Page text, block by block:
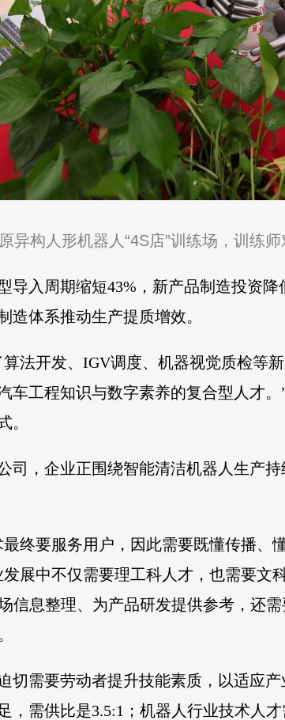
异构人形机器人“4S店”训练场，训练
导入周期缩短43%，新产品制造投资
造体系推动生产提质增效。
法开发、IGV调度、机器视觉质检等
车工程知识与数字素养的复合型人才
。
司，企业正围绕智能清洁机器人生产
终要服务用户，因此需要既懂传播、
展中不仅需要理工科人才，也需要文
信息整理、为产品研发提供参考，还
切需要劳动者提升技能素质，以适应
需供比是3.5:1；机器人行业技术人才